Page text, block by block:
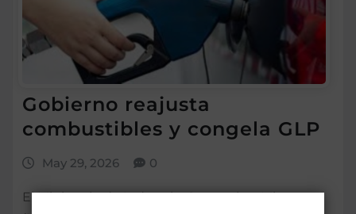
Gobierno reajusta
combustibles y congela GLP
May 29, 2026 0
El Ministerio de Industria, Comercio y Mipymes